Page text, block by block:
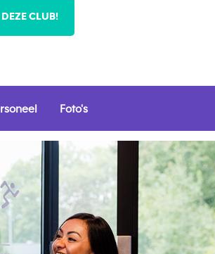
CLUB!
Foto's